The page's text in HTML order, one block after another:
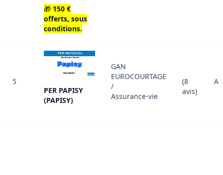
🎁 150 €
offerts, sous
conditions.
5
PER PAPISY
(PAPISY)
GAN
EUROCOURTAGE
/
Assurance-vie
(8
avis)